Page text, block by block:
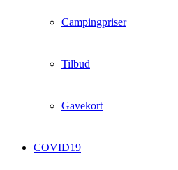
Campingpriser
Tilbud
Gavekort
COVID19